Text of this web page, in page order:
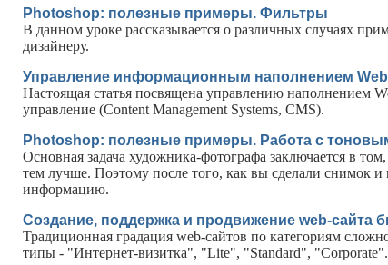
Photoshop: полезные примеры. Фильтры
В данном уроке рассказывается о различных случаях
дизайнеру.
Управление информационным наполнением
Настоящая статья посвящена управлению наполнением
управление (Content Management Systems, CMS).
Photoshop: полезные примеры. Работа с
Основная задача художника-фотографа заключается в
тем лучше. Поэтому после того, как вы сделали снимок
информацию.
Создание, поддержка и продвижение web-сайта
Традиционная градация web-сайтов по категориям
типы - "Интернет-визитка", "Lite", "Standard", "Corporate".